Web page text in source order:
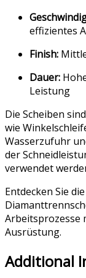
effizientes
Finish:
Dauer:
Leistung
Die Scheiben
wie
Wasserzufuhr
der
verwendet
Entdecken Sie
Arbeitsprozesse
Ausrüstung.
Additional